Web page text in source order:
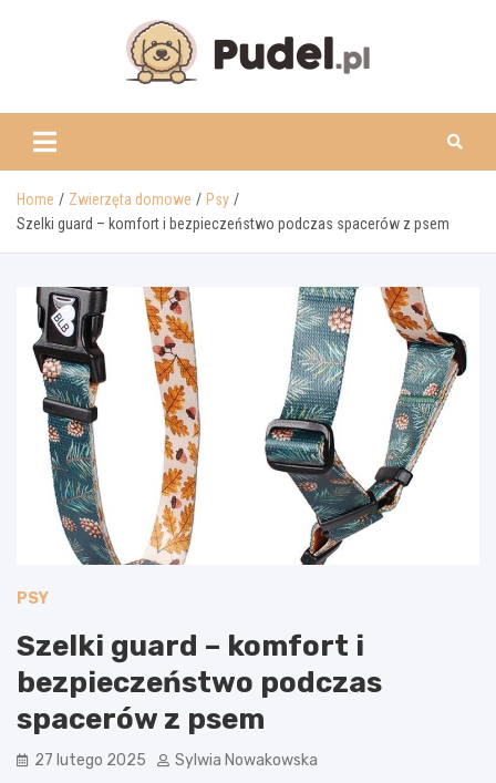
www.pudel.pl
Home Zwierzęta domowe
Psy
Szelki guard – komfort i bezpieczeństwo podczas spacerów z psem
PSY
Szelki guard – komfort i
bezpieczeństwo podczas
spacerów z psem
27 lutego 2025 Sylwia Nowakowska